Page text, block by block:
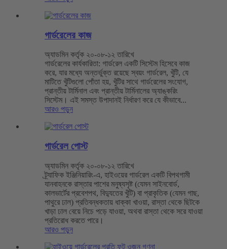
গার্ডরেলের কাজ
অ্যাডমিন কর্তৃক ২০-০৮-১২ তারিখে
গার্ডরেলের কার্যকারিতা: গার্ডরেল একটি সিস্টেম হিসেবে কাজ
করে, যার মধ্যে অন্তর্ভুক্ত রয়েছে স্বয়ং গার্ডরেল, খুঁটি, যে
মাটিতে খুঁটিগুলো পোঁতা হয়, খুঁটির সাথে গার্ডরেলের সংযোগ,
প্রান্তীয় টার্মিনাল এবং প্রান্তীয় টার্মিনালের অ্যাঙ্করিং
সিস্টেম। এই সমস্ত উপাদানই নির্ধারণ করে যে কীভাবে...
আরও পড়ুন
গার্ডরেল পোস্ট
অ্যাডমিন কর্তৃক ২০-০৮-১২ তারিখে
ট্র্যাফিক ইঞ্জিনিয়ারিং-এ, হাইওয়ের গার্ডরেল একটি বিপথগামী
যানবাহনকে রাস্তার পাশের মনুষ্যসৃষ্ট (যেমন সাইনবোর্ড,
কালভার্টের প্রবেশপথ, বিদ্যুতের খুঁটি) বা প্রাকৃতিক (যেমন গাছ,
পাথুরে ঢাল) প্রতিবন্ধকতায় ধাক্কা খাওয়া, রাস্তা থেকে ছিটকে
খাড়া ঢাল বেয়ে নিচে পড়ে যাওয়া, অথবা রাস্তা থেকে সরে যাওয়া
প্রতিরোধ করতে পারে।
আরও পড়ুন